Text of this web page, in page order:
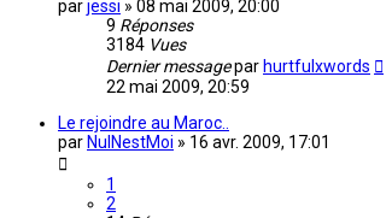
parjessi » 08 mai 2009, 20:00
9 Réponses
3184 Vues
Dernier messagepar hurtfulxwords
22 mai 2009, 20:59
Le rejoindre au Maroc..
par NulNestMoi » 16 avr. 2009, 17:01
1
2